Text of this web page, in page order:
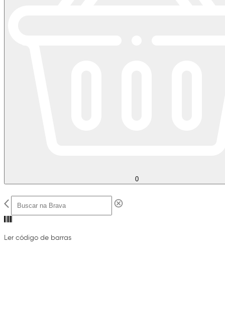
0
Ler código de barras